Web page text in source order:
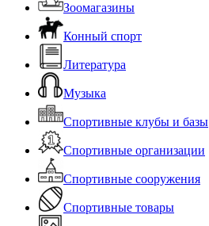
Зоомагазины
Конный спорт
Литература
Музыка
Спортивные клубы и базы
Спортивные организации
Спортивные сооружения
Спортивные товары